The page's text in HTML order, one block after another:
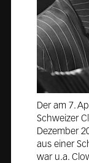
Der am 7.
Schweizer
Dezember
aus einer
war u.a.